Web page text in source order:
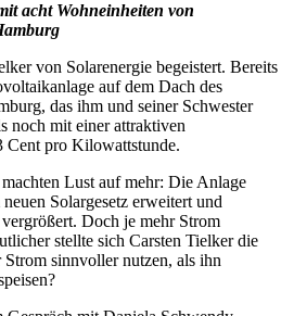
acht Wohneinheiten von
von Solarenergie begeistert. Bereits
auf dem Dach des
das ihm und seiner Schwester
noch mit einer attraktiven
Cent pro Kilowattstunde.
Lust auf mehr: Die Anlage
Solargesetz erweitert und
Doch je mehr Strom
stellte sich Carsten Tielker die
Strom sinnvoller nutzen, als ihn